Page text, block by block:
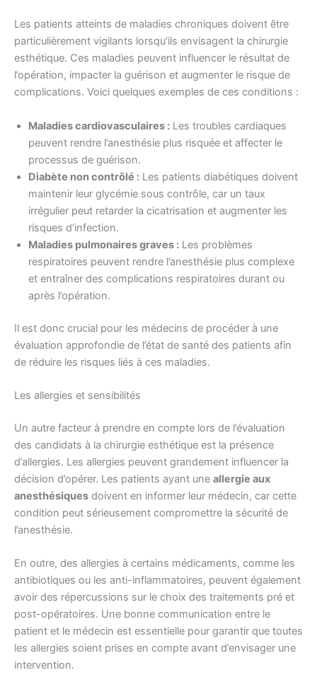
Les patients atteints de maladies chroniques doivent être
particulièrement vigilants lorsqu’ils envisagent la chirurgie
esthétique. Ces maladies peuvent influencer le résultat de
l’opération, impacter la guérison et augmenter le risque de
complications. Voici quelques exemples de ces conditions :
Maladies cardiovasculaires : Les troubles cardiaques
peuvent rendre l’anesthésie plus risquée et affecter le
processus de guérison.
Diabète non contrôlé : Les patients diabétiques doivent
maintenir leur glycémie sous contrôle, car un taux
irrégulier peut retarder la cicatrisation et augmenter les
risques d’infection.
Maladies pulmonaires graves : Les problèmes
respiratoires peuvent rendre l’anesthésie plus complexe
et entraîner des complications respiratoires durant ou
après l’opération.
Il est donc crucial pour les médecins de procéder à une
évaluation approfondie de l’état de santé des patients afin
de réduire les risques liés à ces maladies.
Les allergies et sensibilités
Un autre facteur à prendre en compte lors de l’évaluation
des candidats à la chirurgie esthétique est la présence
d’allergies. Les allergies peuvent grandement influencer la
décision d’opérer. Les patients ayant une allergie aux
anesthésiques doivent en informer leur médecin, car cette
condition peut sérieusement compromettre la sécurité de
l’anesthésie.
En outre, des allergies à certains médicaments, comme les
antibiotiques ou les anti-inflammatoires, peuvent également
avoir des répercussions sur le choix des traitements pré et
post-opératoires. Une bonne communication entre le
patient et le médecin est essentielle pour garantir que toutes
les allergies soient prises en compte avant d’envisager une
intervention.